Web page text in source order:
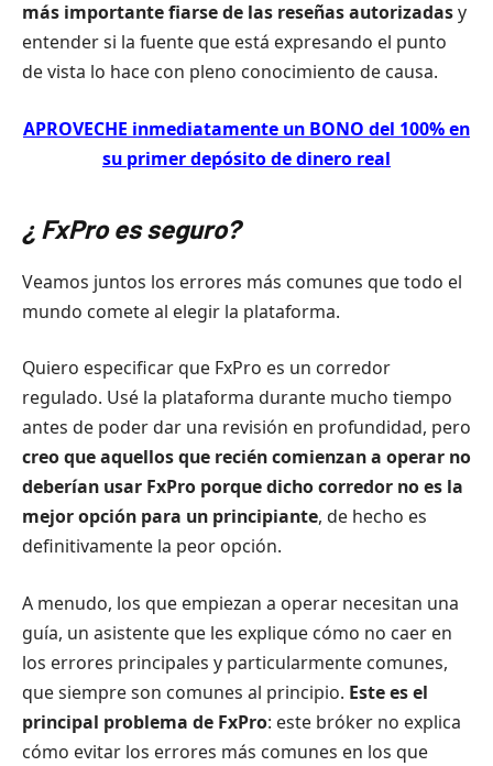
más importante fiarse de las reseñas autorizadasy
entender si la fuente que está expresando el punto
de vista lo hace con pleno conocimiento de causa.
APROVECHE inmediatamente un BONO del 100% en
su primer depósito de dinero real
¿ FxPro es seguro?
Veamos juntos los errores más comunes que todo el
mundo comete al elegir la plataforma.
Quiero especificar que FxPro es un corredor
regulado. Usé la plataforma durante mucho tiempo
antes de poder dar una revisión en profundidad, pero
creo que aquellos que recién comienzan a operar no
deberían usar FxPro porque dicho corredor no es la
mejor opción para un principiante, de hecho es
definitivamente la peor opción.
A menudo, los que empiezan a operar necesitan una
guía, un asistente que les explique cómo no caer en
los errores principales y particularmente comunes,
que siempre son comunes al principio. Este es el
principal problema de FxPro: este bróker no explica
cómo evitar los errores más comunes en los que